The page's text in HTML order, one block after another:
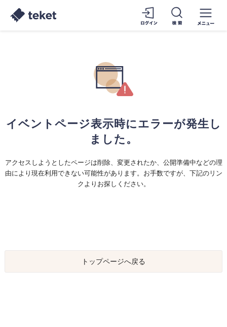
イベントページ表示時にエラーが発生し
ました。
アクセスしようとしたページは削除、変更されたか、公開準備中などの理
由により現在利用できない可能性があります。お手数ですが、下記のリン
クよりお探しください。
トップページへ戻る